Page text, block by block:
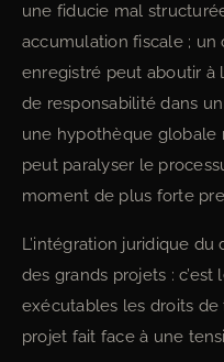
une fiducie mal
accumulation fiscale ; un
enregistré peut aboutir à
de responsabilité dans
une hypothèque globale
peut paralyser le
moment de plus forte
L’intégration juridique du
des grands projets :
exécutables les droits
projet fait face à une